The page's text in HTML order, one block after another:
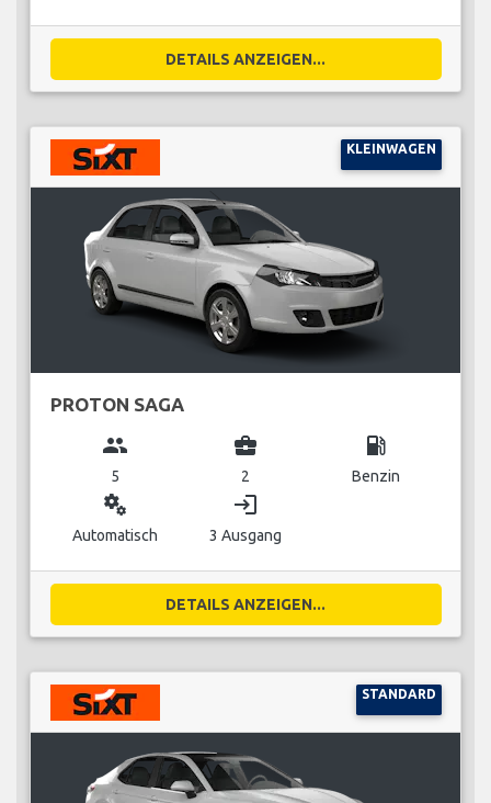
DETAILS ANZEIGEN...
KLEINWAGEN
PROTON SAGA
group
5
business_center
2
local_gas_station
Benzin
miscellaneous_services
Automatisch
login
3 Ausgang
DETAILS ANZEIGEN...
STANDARD